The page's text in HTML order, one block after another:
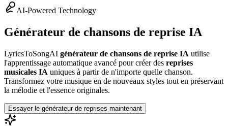
AI-Powered Technology
Générateur de chansons de reprise IA
LyricsToSongAI générateur de chansons de reprise IA utilise
l'apprentissage automatique avancé pour créer des reprises
musicales IA uniques à partir de n'importe quelle chanson.
Transformez votre musique en de nouveaux styles tout en préservant
la mélodie et l'essence originales.
Essayer le générateur de reprises maintenant